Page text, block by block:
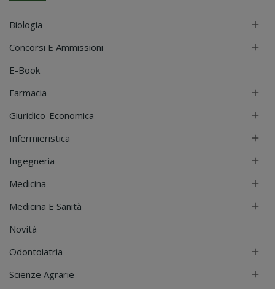
Biologia 
Concorsi E Ammissioni 
E-Book
Farmacia

Giuridico-Economica 
Infermieristica 
Ingegneria 
Medicina 
Medicina E Sanità 
Novità
Odontoiatria

Scienze Agrarie 